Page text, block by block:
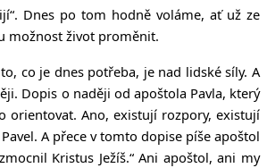
Dnes po tom hodně voláme, ať už ze
možnost život proměnit.
co je dnes potřeba, je nad lidské síly. A
Dopis o naději od apoštola Pavla, který
orientovat. Ano, existují rozpory, existují
A přece v tomto dopise píše apoštol
Kristus Ježíš.“ Ani apoštol, ani my